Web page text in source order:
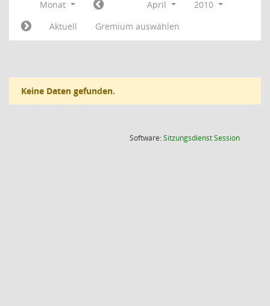
Monat April
2010
Aktuell
Gremium auswählen
Keine Daten gefunden.
Software:SitzungsdienstSession(Wird in